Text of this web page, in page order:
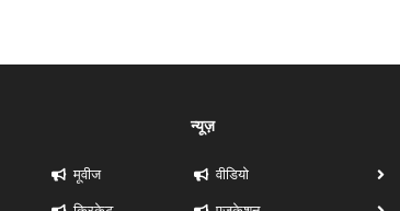
न्यूज़
मूवीज वीडियो